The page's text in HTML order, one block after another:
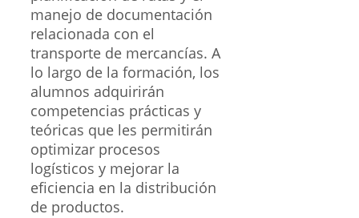
manejo de documentación
relacionada con el
transporte de mercancías. A
lo largo de la formación, los
alumnos adquirirán
competencias prácticas y
teóricas que les permitirán
optimizar procesos
logísticos y mejorar la
eficiencia en la distribución
de productos.